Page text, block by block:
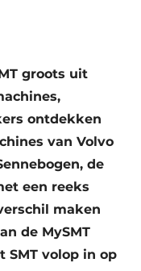
groots uit
ontdekken
van Volvo
de
een reeks
maken
de MySMT
SMT volop in op